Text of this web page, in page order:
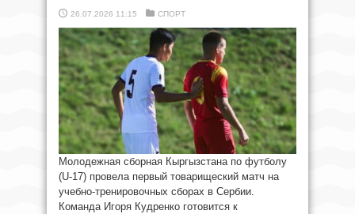
26.07.2026 11:15 СПОРТ
Молодежная сборная Кыргызстана по футболу
(U-17) провела первый товарищеский матч на
учебно-тренировочных сборах в Сербии.
Команда Игоря Кудренко готовится к